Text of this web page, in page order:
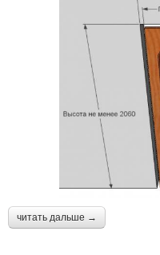
читать дальше →